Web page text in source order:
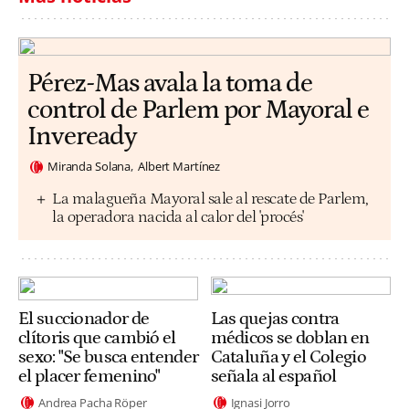
Pérez-Mas avala la toma de
control de Parlem por Mayoral e
Inveready
Miranda Solana Albert Martínez
La malagueña Mayoral sale al rescate de Parlem,
la operadora nacida al calor del 'procés'
El succionador de
clítoris que cambió el
sexo: "Se busca entender
el placer femenino"
Andrea Pacha Röper
Las quejas contra
médicos se doblan en
Cataluña y el Colegio
señala al español
Ignasi Jorro